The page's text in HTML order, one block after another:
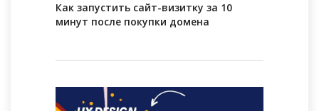
Как запустить сайт-визитку за 10
минут после покупки домена